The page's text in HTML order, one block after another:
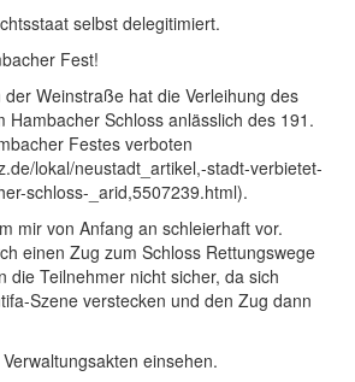
selbst delegitimiert.
Fest!
Weinstraße hat die Verleihung des
Hambacher Schloss anlässlich des 191.
Festes verboten
lokal/neustadt_artikel,-stadt-verbietet-
schloss-_arid,5507239.html).
mir von Anfang an schleierhaft vor.
einen Zug zum Schloss Rettungswege
die Teilnehmer nicht sicher, da sich
Szene verstecken und den Zug dann
einsehen.